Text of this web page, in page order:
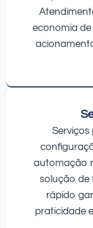
economia
Serviços
automação
solução de
rápido
praticidade